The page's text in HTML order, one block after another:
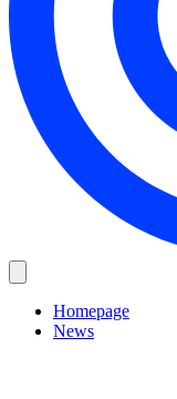
Homepage
News